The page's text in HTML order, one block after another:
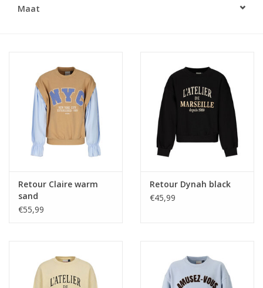
Maat
Retour Claire warm
sand
€55,99
Retour Dynah black
€45,99